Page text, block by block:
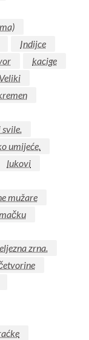
Indijce
kacige
umijeće.
lukovi
mužare
zrna.